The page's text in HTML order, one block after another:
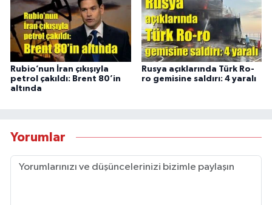
Rubio’nun İran çıkışıyla
petrol çakıldı: Brent 80’in
altında
Rusya açıklarında Türk Ro-
ro gemisine saldırı: 4 yaralı
Yorumlar